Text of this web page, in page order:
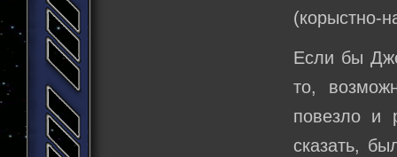
(корыстно-
Если бы
то,
повезло и
сказать,